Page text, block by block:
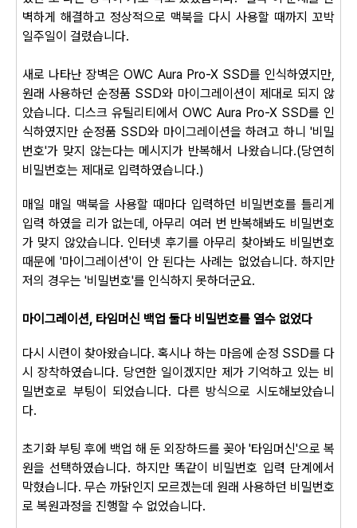
벽하게 해결하고 정상적으로 맥북을 다시 사용할 때까지 꼬박
일주일이 걸렸습니다.
새로 나타난 장벽은 OWC Aura Pro-X SSD를 인식하였지만,
원래 사용하던 순정품 SSD와 마이그레이션이 제대로 되지 않
았습니다. 디스크 유틸리티에서 OWC Aura Pro-X SSD를 인
식하였지만 순정품 SSD와 마이그레이션을 하려고 하니 '비밀
번호'가 맞지 않는다는 메시지가 반복해서 나왔습니다.(당연히
비밀번호는 제대로 입력하였습니다.)
매일 매일 맥북을 사용할 때마다 입력하던 비밀번호를 틀리게
입력 하였을 리가 없는데, 아무리 여러 번 반복해봐도 비밀번호
가 맞지 않았습니다. 인터넷 후기를 아무리 찾아봐도 비밀번호
때문에 '마이그레이션'이 안 된다는 사례는 없었습니다. 하지만
저의 경우는 '비밀번호'를 인식하지 못하더군요.
마이그레이션, 타임머신 백업 둘다 비밀번호를 열수 없었다
다시 시련이 찾아왔습니다. 혹시나 하는 마음에 순정 SSD를 다
시 장착하였습니다. 당연한 일이겠지만 제가 기억하고 있는 비
밀번호로 부팅이 되었습니다. 다른 방식으로 시도해보았습니
다.
초기화 부팅 후에 백업 해 둔 외장하드를 꽂아 '타임머신'으로 복
원을 선택하였습니다. 하지만 똑같이 비밀번호 입력 단계에서
막혔습니다. 무슨 까닭인지 모르겠는데 원래 사용하던 비밀번호
로 복원과정을 진행할 수 없었습니다.